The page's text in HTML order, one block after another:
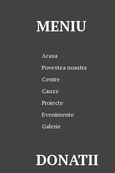
MENIU
Acasa
Povestea noastra
Centre
Cauze
Proiecte
Evenimente
Galerie
DONATII